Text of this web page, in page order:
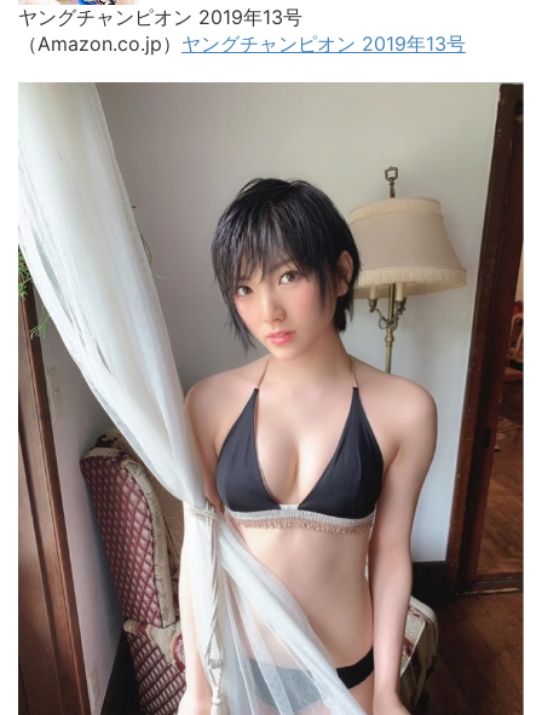
ヤングチャンピオン 2019年13号
（Amazon.co.jp） ヤングチャンピオン 2019年13号